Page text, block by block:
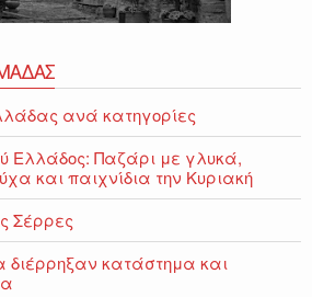
ανά κατηγορίες
Ελλάδος: Παζάρι με γλυκά,
και παιχνίδια την Κυριακή
Σέρρες
διέρρηξαν κατάστημα και